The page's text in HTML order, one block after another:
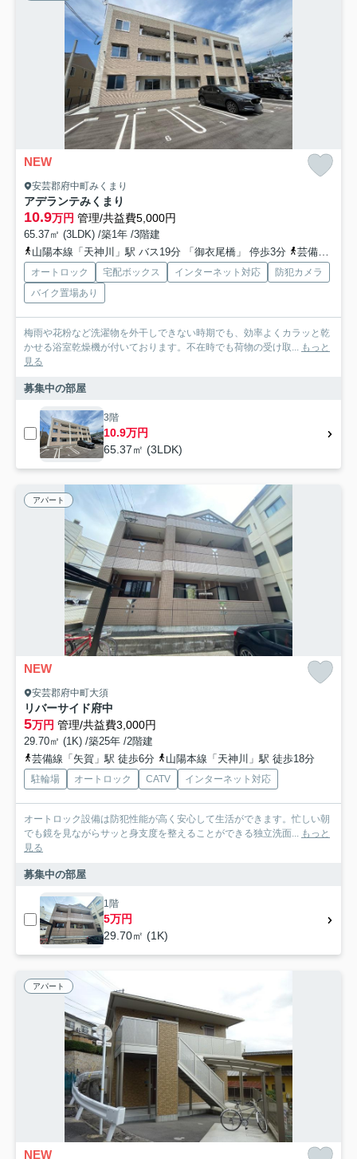
NEW
安芸郡府中町みくまり
アデランテみくまり
10.9万円 管理/共益費5,000円
65.37㎡ (3LDK) /築1年 /3階建
山陽本線「天神川」駅 バス19分 「御衣尾橋」 停歩3分
芸備線「矢賀」駅 バス22分 「御衣尾橋」 停歩3分
オートロック 宅配ボックス インターネット対応
防犯カメラ
バイク置場あり
梅雨や花粉など洗濯物を外干しできない時期でも、効率よくカラッと乾
かせる浴室乾燥機が付いております。不在時でも荷物の受け取... もっと
見る
募集中の部屋
3階
10.9万円
65.37㎡ (3LDK)
アパート
NEW
安芸郡府中町大須
リバーサイド府中
5万円 管理/共益費3,000円
29.70㎡ (1K) /築25年 /2階建
芸備線「矢賀」駅 徒歩6分
山陽本線「天神川」駅 徒歩18分
駐輪場 オートロック CATV インターネット対応
オートロック設備は防犯性能が高く安心して生活ができます。忙しい朝
でも鏡を見ながらサッと身支度を整えることができる独立洗面... もっと
見る
募集中の部屋
1階
5万円
29.70㎡ (1K)
アパート
NEW